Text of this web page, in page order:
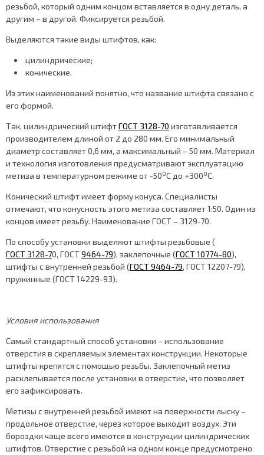
резьбой, который одним концом вставляется в одну деталь, а
другим – в другой. Фиксируется резьбой.
Выделяются такие виды штифтов, как:
цилиндрические;
конические.
Из этих наименований понятно, что название штифта связано с
его формой.
Так, цилиндрический штифтГОСТ 3128-70 изготавливается
производителем длиной от 2 до 280 мм. Его минимальный
диаметр составляет 0,6 мм, а максимальный – 50 мм. Материал
и технология изготовления предусматривают эксплуатацию
метиза в температурном режиме от -500С до +3000С.
Конический штифт имеет форму конуса. Специалисты
отмечают, что конусность этого метиза составляет 1:50. Один из
концов имеет резьбу. Наименование ГОСТ – 3129-70.
По способу установки выделяют штифты резьбовые (
ГОСТ 3128-70, ГОСТ9464-79), заклепочные (ГОСТ 10774-80),
штифты с внутренней резьбой (ГОСТ 9464-79, ГОСТ 12207-79),
пружинные (ГОСТ 14229-93).
Условия использования
Самый стандартный способ установки – использование
отверстия в скрепляемых элементах конструкции. Некоторые
штифты крепятся с помощью резьбы. Заклепочный метиз
расклепывается после установки в отверстие, что позволяет
его зафиксировать.
Метизы с внутренней резьбой имеют на поверхности лыску –
продольное отверстие, через которое выходит воздух. Эти
бороздки чаще всего имеются в конструкции цилиндрических
штифтов. Отверстие с резьбой на одном конце предусмотрено